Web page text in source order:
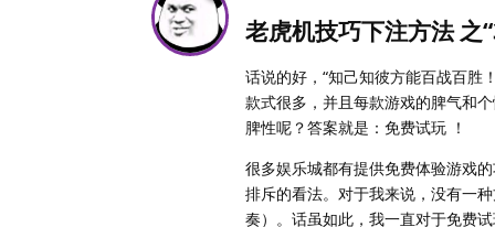
老虎机技巧下注方法 之
话说的好，“知己知彼方能百战百胜
款式很多，并且每款游戏的脾气和
脾性呢？答案就是：免费试玩 ！
很多娱乐城都有提供免费体验游戏
排斥的看法。对于我来说，没有一
奏）。话虽如此，我一直对于免费